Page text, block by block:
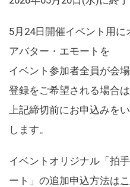
5月24日開催イベント用に
アバター・エモートを
イベント参加者全員が会
登録をご希望される場合は
上記締切前にお申込みを
します。
イベントオリジナル「拍
ート」の追加申込方法は